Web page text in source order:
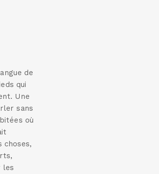
de
qui
Une
sans
où
choses,
les